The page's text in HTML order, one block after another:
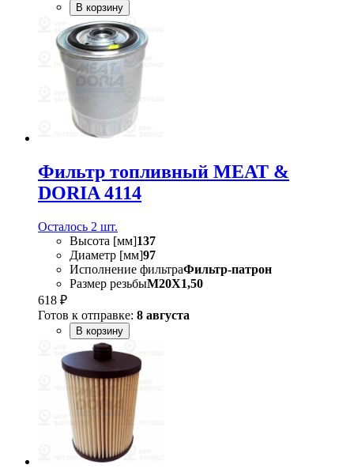
В корзину
Фильтр топливный MEAT &
DORIA 4114
Осталось 2 шт.
Высота [мм]137
Диаметр [мм]97
Исполнение фильтраФильтр-патрон
Размер резьбыM20X1,50
618 ₽
Готов к отправке: 8 августа
В корзину